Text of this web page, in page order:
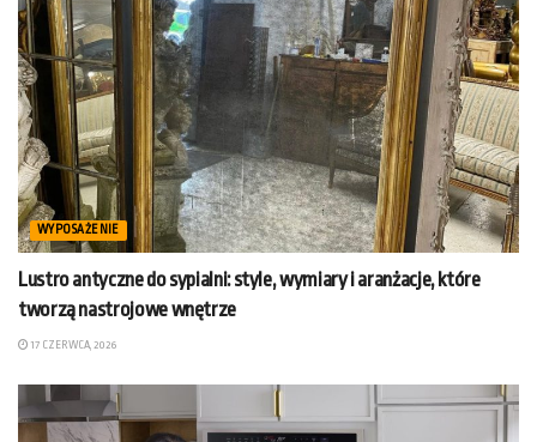
WYPOSAŻENIE
Lustro antyczne do sypialni: style, wymiary i aranżacje, które
tworzą nastrojowe wnętrze
17 CZERWCA, 2026